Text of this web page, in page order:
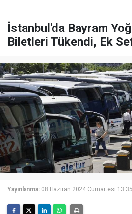
İstanbul'da Bayram
Biletleri Tükendi, Ek
Yayınlanma: 08 Haziran 2024 Cumartesi 13:35